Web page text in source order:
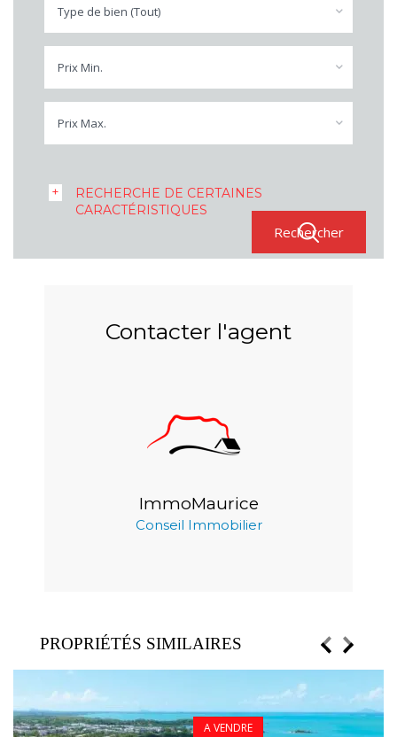
Type de bien (Tout)
Prix Min.
Prix Max.
RECHERCHE DE CERTAINES
CARACTÉRISTIQUES
Contacter l'agent
ImmoMaurice
Conseil Immobilier
PROPRIÉTÉS SIMILAIRES
A VENDRE